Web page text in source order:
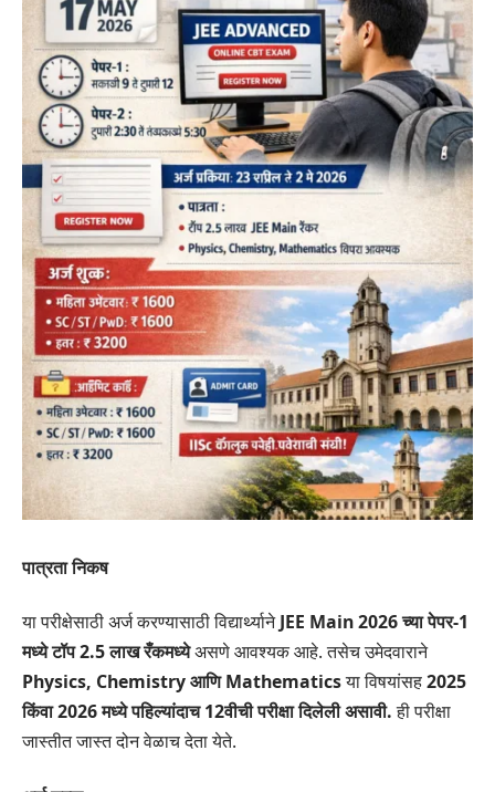
पात्रता निकष
या परीक्षेसाठी अर्ज करण्यासाठी विद्यार्थ्यानेJEE Main 2026 च्या पेपर-1
मध्ये टॉप 2.5 लाख रँकमध्येअसणे आवश्यक आहे. तसेच उमेदवाराने
Physics, Chemistry आणि Mathematicsया विषयांसह2025
किंवा 2026 मध्ये पहिल्यांदाच 12वीची परीक्षा दिलेली असावी.ही परीक्षा
जास्तीत जास्त दोन वेळाच देता येते.